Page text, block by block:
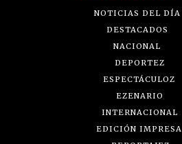
NOTICIAS DEL DÍA
DESTACADOS
NACIONAL
DEPORTEZ
ESPECTÁCULOZ
EZENARIO
INTERNACIONAL
EDICIÓN IMPRESA